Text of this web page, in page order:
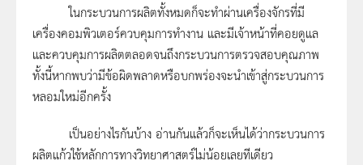
ในกระบวนการผลิตทั้งหมดก็จะทำผ่านเครื่องจักรที่มี
เครื่องคอมพิวเตอร์ควบคุมการทำงาน และมีเจ้าหน้าที่คอยดูแล
และควบคุมการผลิตตลอดจนถึงกระบวนการตรวจสอบคุณภาพ
ทั้งนี้หากพบว่ามีข้อผิดพลาดหรือบกพร่องจะนำเข้าสู่กระบวนการ
หลอมใหม่อีกครั้ง
เป็นอย่างไรกันบ้าง อ่านกันแล้วก็จะเห็นได้ว่ากระบวนการ
ผลิตแก้วใช้หลักการทางวิทยาศาสตร์ไม่น้อยเลยทีเดียว